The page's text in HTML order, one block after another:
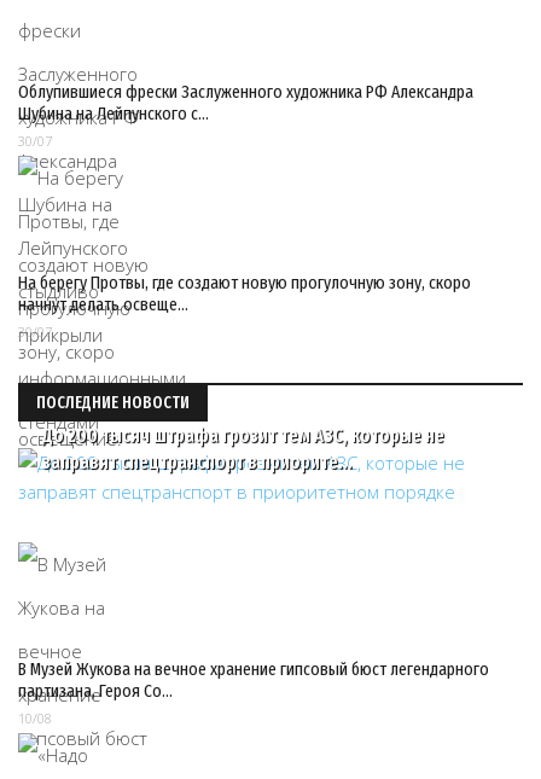
Облупившиеся фрески Заслуженного художника РФ Александра
Шубина на Лейпунского с…
30/07
На берегу Протвы, где создают новую прогулочную зону, скоро
начнут делать освеще…
30/07
ПОСЛЕДНИЕ НОВОСТИ
До 200 тысяч штрафа грозит тем АЗС, которые не
заправят спецтранспорт в приорите…
В Музей Жукова на вечное хранение гипсовый бюст легендарного
партизана, Героя Со…
10/08